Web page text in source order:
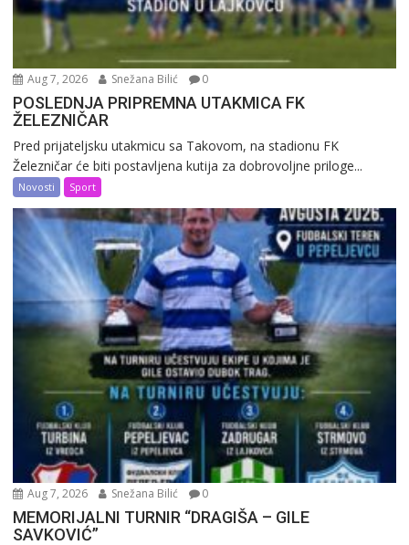
Aug 7, 2026 Snežana Bilić 0
POSLEDNJA PRIPREMNA UTAKMICA FK
ŽELEZNIČAR
Pred prijateljsku utakmicu sa Takovom, na stadionu FK
Železničar će biti postavljena kutija za dobrovoljne priloge...
Novosti Sport
Aug 7, 2026 Snežana Bilić 0
MEMORIJALNI TURNIR “DRAGIŠA – GILE
SAVKOVIĆ”